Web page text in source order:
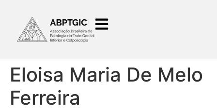
Eloisa Maria De Melo
Ferreira